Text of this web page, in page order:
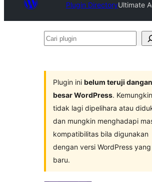
Plugin DirectoryUltimate
Cari
Plugin ini belum teruji
besar WordPress.
tidak lagi dipelihara atau
dan mungkin menghadapi
kompatibilitas bila digunakan
dengan versi WordPress
baru.